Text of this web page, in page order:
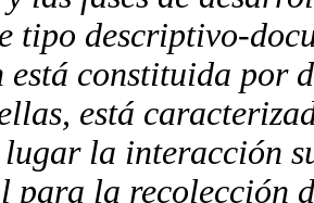
tipo descriptivo-
está constituida por
está
lugar la interacción
para la recolección